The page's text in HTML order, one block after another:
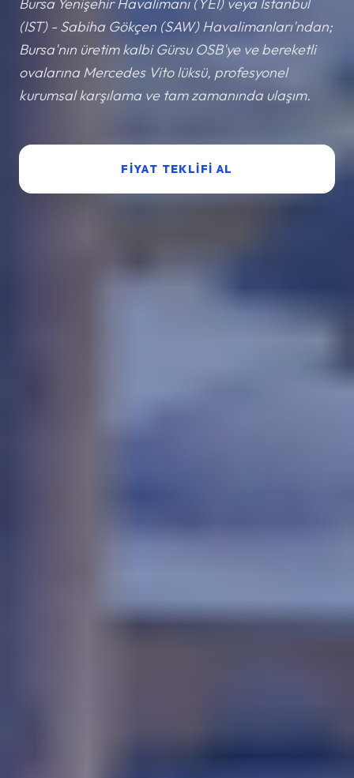
(IST) - Sabiha Gökçen (SAW) Havalimanları'ndan;
Bursa'nın üretim kalbi Gürsu OSB'ye ve bereketli
ovalarına Mercedes Vito lüksü, profesyonel
kurumsal karşılama ve tam zamanında ulaşım.
FIYAT TEKLIFI AL